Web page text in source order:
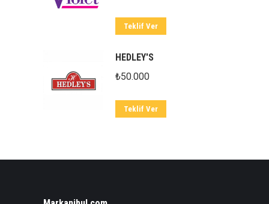
Teklif Ver
HEDLEY'S
₺50.000
Teklif Ver